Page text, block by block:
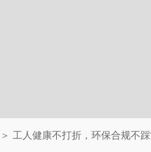
＞ 工人健康不打折，环保合规不